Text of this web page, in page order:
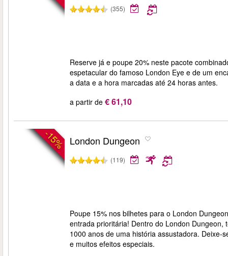
(355)
Reserve já e poupe 20% neste pacote
espetacular do famoso London Eye e de um
a data e a hora marcadas até 24 horas antes.
a partir de € 61,10
-15% London Dungeon
(119)
Poupe 15% nos bilhetes para o London
entrada prioritária! Dentro do London
1000 anos de uma história assustadora. Deixe-
e muitos efeitos especiais.